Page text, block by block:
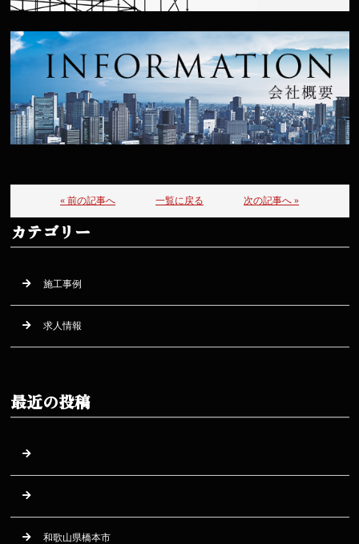
« 前の記事へ 一覧に戻る 次の記事へ »
カテゴリー
施工事例
求人情報
最近の投稿
和歌山県橋本市